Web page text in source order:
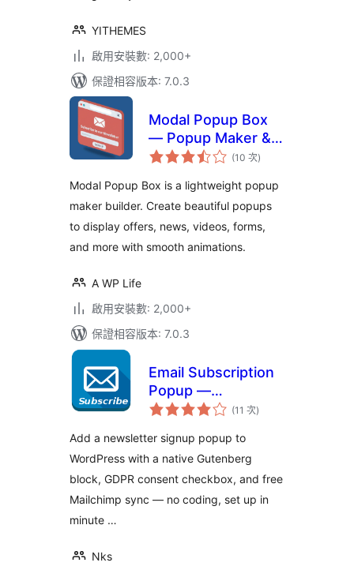
YITHEMES
啟用安裝數: 2,000+
保證相容版本: 7.0.3
Modal Popup Box
— Popup Maker &
Popup Builder(10 次評
分
數
)
Modal Popup Box is a lightweight popup
maker builder. Create beautiful popups
to display offers, news, videos, forms,
and more with smooth animations.
A WP Life
啟用安裝數: 2,000+
保證相容版本: 7.0.3
Email Subscription
Popup —
Newsletter & GDPR
(11 次評
分)
Add a newsletter signup popup to
WordPress with a native Gutenberg
block, GDPR consent checkbox, and free
Mailchimp sync — no coding, set up in
minute …
Nks